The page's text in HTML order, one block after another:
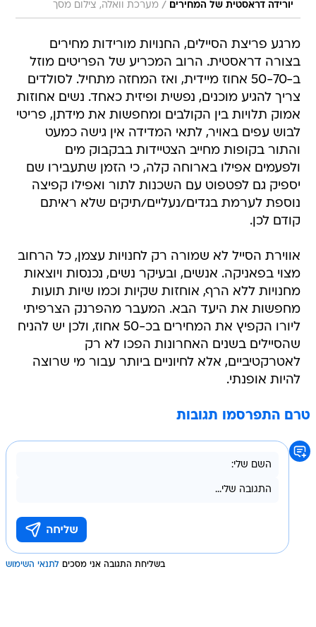
יורידה דראסטית של המחירים / מערכת וואלה, צילום מסך
מרגע פריצת הסיילים, החנויות מורידות מחירים
בצורה דראסטית. הרוב המכריע של הפריטים מוזל
ב-50-70 אחוז מיידית, ואז המחזה מתחיל. לסולדים
צריך להגיע מוכנים, נפשית ופיזית כאחד. נשים אחוזות
אמוק תלויות בין הקולבים ומחפשות את מידתן, פריטי
לבוש עפים באויר, לתאי המדידה אין גישה כמעט
והתור בקופות מחייב הצטיידות בבקבוק מים
ולפעמים אפילו בארוחה קלה, כי הזמן שתעבירו שם
יספיק גם לפטפוט עם השכנות לתור ואפילו קפיצה
נוספת לערמת בגדים/נעליים/תיקים שלא ראיתם
קודם לכן.
אווירת הסייל לא שמורה רק לחנויות עצמן, כל הרחוב
מצוי בפאניקה. אנשים, ובעיקר נשים, נכנסות ויוצאות
מחנויות ללא הרף, אוחזות שקיות וכמו שיות תועות
מחפשות את היעד הבא. המעבר מהפרנק הצרפיתי
ליורו הקפיץ את המחירים בכ-50 אחוז, ולכן יש להניח
שהסיילים בשנים האחרונות הפכו לא רק
לאטרקטיביים, אלא לחיוניים ביותר עבור מי שרוצה
להיות אופנתי.
טרם התפרסמו תגובות
בשליחת התגובה אני מסכים לתנאי השימוש